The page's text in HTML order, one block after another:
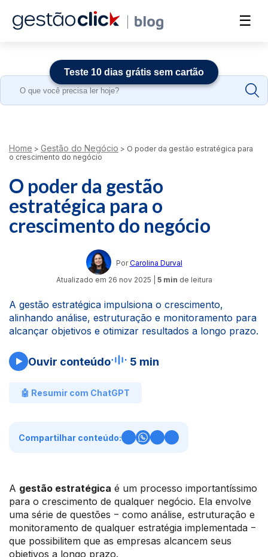
☰
Search
Home > Gestão do Negócio > O poder da gestão estratégica para
o crescimento do negócio
O poder da gestão
estratégica para o
crescimento do negócio
Por Carolina Durval
Atualizado em 26 nov 2025 5 min de leitura
A gestão estratégica impulsiona o crescimento,
alinhando análise, estruturação e monitoramento para
alcançar objetivos e otimizar resultados a longo prazo.
Ouvir conteúdo 5 min
🤖 Resumir com ChatGPT
Compartilhar conteúdo:
A gestão estratégica é um processo importantíssimo
para o crescimento de qualquer negócio. Ela envolve
uma série de questões ‒ como análise, estruturação e
monitoramento de qualquer estratégia implementada ‒
que possibilitem que as empresas alcancem seus
objetivos a longo prazo.
Teste 10 dias grátis sem cartão